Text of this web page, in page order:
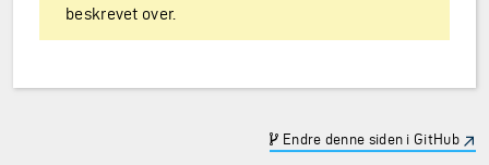
beskrevet over.
Endre denne siden i GitHub